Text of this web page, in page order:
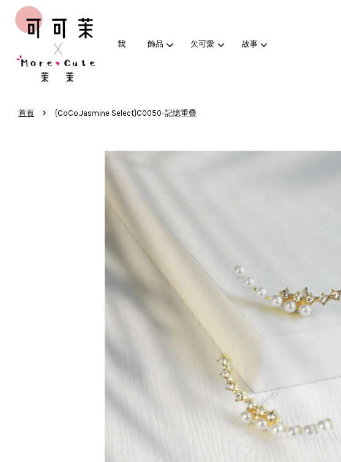
我 飾品 欠可愛 故事
首頁 › {CoCo.Jasmine Select}C0050-記憶重疊